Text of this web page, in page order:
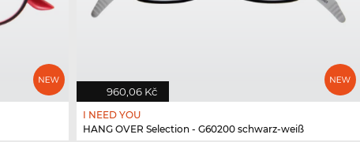
960,06 Kč
I NEED YOU
HANG OVER Selection - G60200 schwarz-weiß